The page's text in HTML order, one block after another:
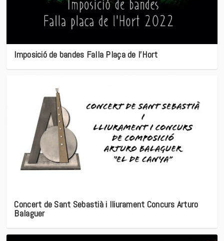
Imposició de bandes Falla Plaça de l’Hort
Concert de Sant Sebastià i lliurament Concurs Arturo
Balaguer